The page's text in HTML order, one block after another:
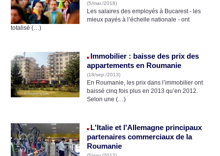
(5/mar./2018)
Les salaires des employés à Bucarest - les
mieux payés à l’échelle nationale - ont
totalisé (…)
Immobilier : baisse des prix des
appartements en Roumanie
(18/sep./2013)
En Roumanie, les prix dans l’immobilier ont
baissé cinq fois plus en 2013 qu’en 2012.
Selon une (…)
L'Italie et l'Allemagne principaux
partenaires commerciaux de la
Roumanie